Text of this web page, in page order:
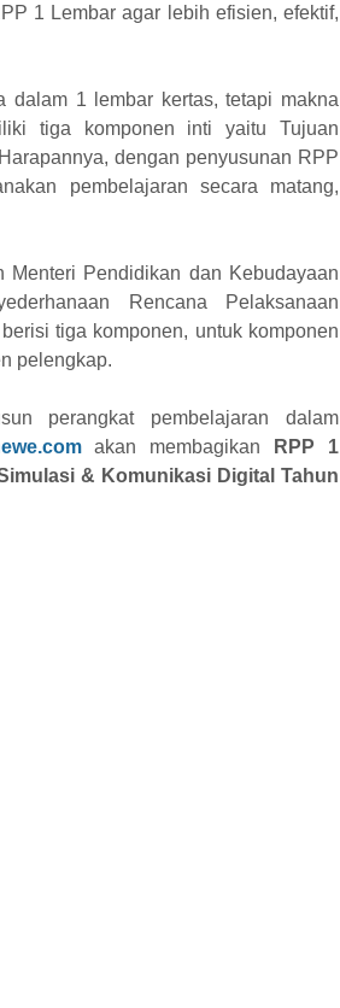
1 Lembar agar lebih efisien, efektif,
dalam 1 lembar kertas, tetapi makna
tiga komponen inti yaitu Tujuan
dengan penyusunan RPP
pembelajaran secara matang,
Pendidikan dan Kebudayaan
Rencana Pelaksanaan
tiga komponen, untuk komponen
pelengkap.
perangkat pembelajaran dalam
akan membagikan
RPP 1
& Komunikasi Digital Tahun